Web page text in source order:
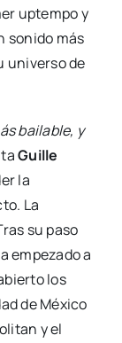
uptempo y
sonido más
universo de
bailable, y
Guille
la
La
su paso
empezado a
los
de México
y el